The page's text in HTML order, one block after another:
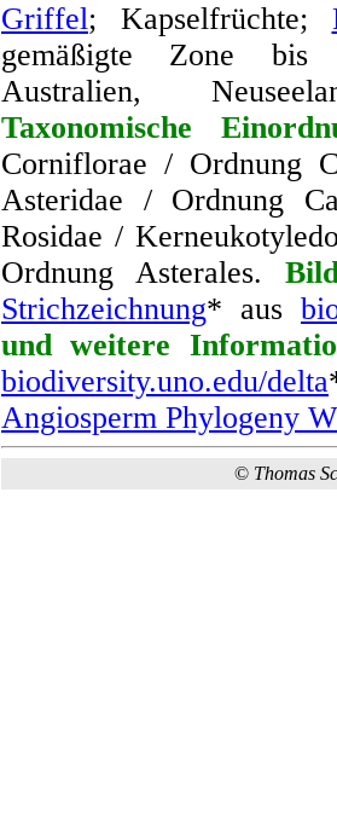
Griffel; Kapselfrüchte;
gemäßigte Zone bis
Australien,
Taxonomische
Corniflorae / Ordnung
Asteridae / Ordnung
Rosidae /
Ordnung Asterales.
Strichzeichnung* aus
und weitere
biodiversity.uno.edu/delta
Angiosperm Phylogeny
© Thomas